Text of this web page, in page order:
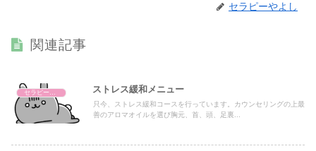
セラピーやよし
関連記事
セラピーやよし ストレス緩和メニュー
只今、ストレス緩和コースを行っています。カウンセリングの上最
善のアロマオイルを選び胸元、首、頭、足裏...